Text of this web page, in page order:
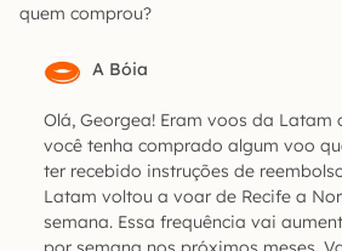
quem comprou?
A Bóia
Olá, Georgea! Eram voos da Latam
você tenha comprado algum voo
ter recebido instruções de
Latam voltou a voar de Recife a
semana. Essa frequência vai